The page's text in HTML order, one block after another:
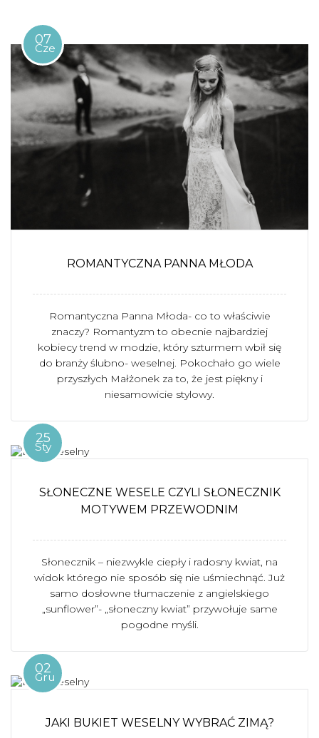
07
Cze
ROMANTYCZNA PANNA MŁODA
Romantyczna Panna Młoda- co to właściwie
znaczy? Romantyzm to obecnie najbardziej
kobiecy trend w modzie, który szturmem wbił się
do branży ślubno- weselnej. Pokochało go wiele
przyszłych Małżonek za to, że jest piękny i
niesamowicie stylowy.
25
Sty
SŁONECZNE WESELE CZYLI SŁONECZNIK
MOTYWEM PRZEWODNIM
Słonecznik – niezwykle ciepły i radosny kwiat, na
widok którego nie sposób się nie uśmiechnąć. Już
samo dosłowne tłumaczenie z angielskiego
„sunflower”- „słoneczny kwiat” przywołuje same
pogodne myśli.
02
Gru
JAKI BUKIET WESELNY WYBRAĆ ZIMĄ?